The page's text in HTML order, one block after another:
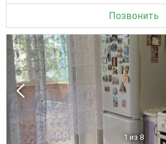
Позвонить
1 из 8